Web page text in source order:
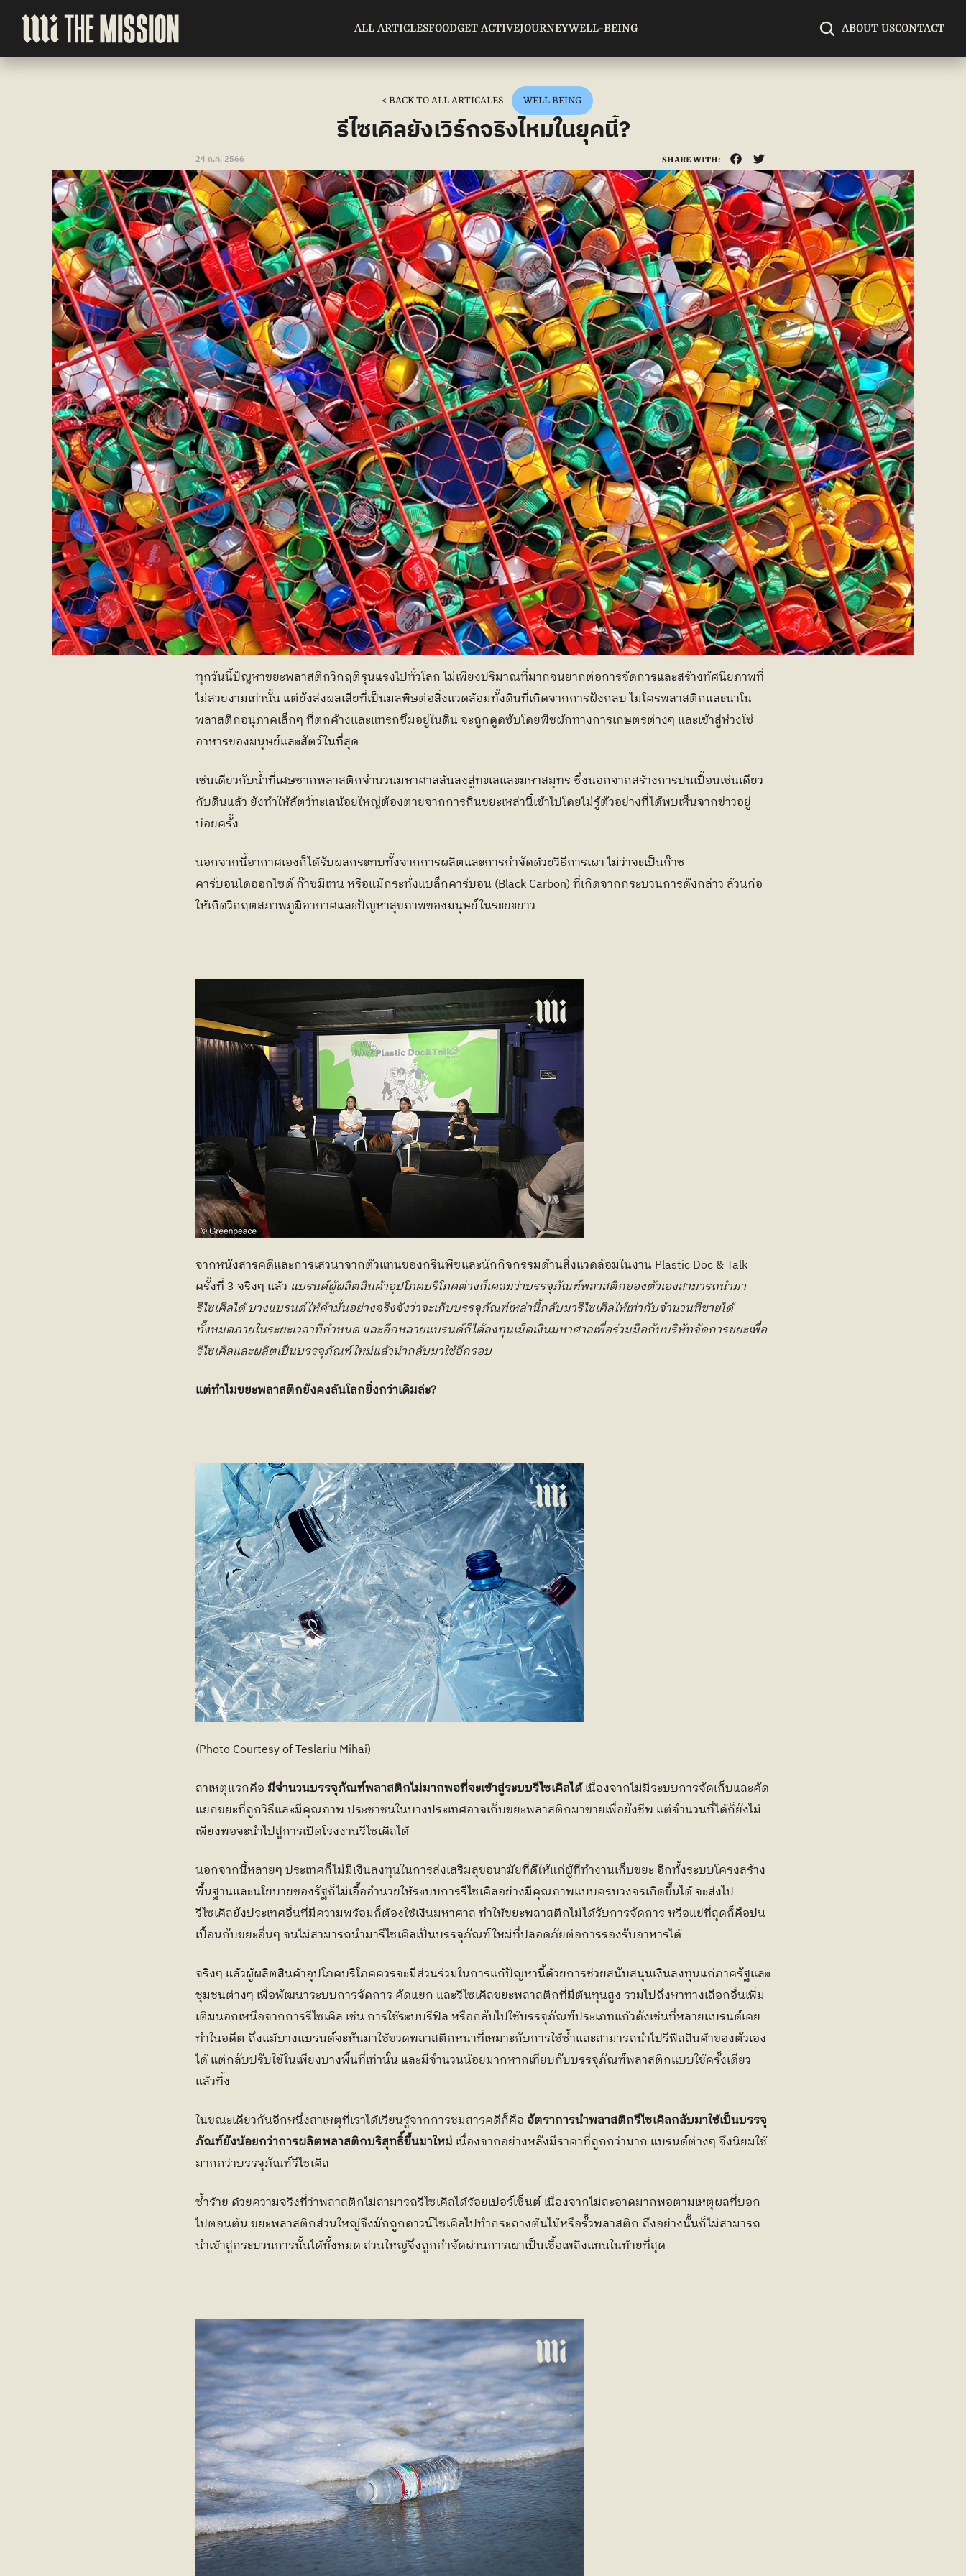
ALL ARTICLESFOODGET ACTIVEJOURNEYWELL-BEING ABOUT USCONTACT
< BACK TO ALL ARTICALES WELL BEING
รีไซเคิลยังเวิร์กจริงไหมในยุคนี้?
24 ก.ค. 2566 SHARE WITH:
ทุกวันนี้ปัญหาขยะพลาสติกวิกฤติรุนแรงไปทั่วโลก ไม่เพียงปริมาณที่มากจนยากต่อการจัดการและสร้างทัศนียภาพที่
ไม่สวยงามเท่านั้น แต่ยังส่งผลเสียที่เป็นมลพิษต่อสิ่งแวดล้อมทั้งดินที่เกิดจากการฝังกลบ ไมโครพลาสติกและนาโน
พลาสติกอนุภาคเล็กๆ ที่ตกค้างและแทรกซึมอยู่ในดิน จะถูกดูดซับโดยพืชผักทางการเกษตรต่างๆ และเข้าสู่ห่วงโซ่
อาหารของมนุษย์และสัตว์ในที่สุด
เช่นเดียวกับน้ำที่เศษซากพลาสติกจำนวนมหาศาลล้นลงสู่ทะเลและมหาสมุทร ซึ่งนอกจากสร้างการปนเปื้อนเช่นเดียว
กับดินแล้ว ยังทำให้สัตว์ทะเลน้อยใหญ่ต้องตายจากการกินขยะเหล่านี้เข้าไปโดยไม่รู้ตัวอย่างที่ได้พบเห็นจากข่าวอยู่
บ่อยครั้ง
นอกจากนี้อากาศเองก็ได้รับผลกระทบทั้งจากการผลิตและการกำจัดด้วยวิธีการเผา ไม่ว่าจะเป็นก๊าซ
คาร์บอนไดออกไซด์ ก๊าซมีเทน หรือแม้กระทั่งแบล็กคาร์บอน (Black Carbon) ที่เกิดจากกระบวนการดังกล่าว ล้วนก่อ
ให้เกิดวิกฤตสภาพภูมิอากาศและปัญหาสุขภาพของมนุษย์ในระยะยาว
จากหนังสารคดีและการเสวนาจากตัวแทนของกรีนพีซและนักกิจกรรมด้านสิ่งแวดล้อมในงาน Plastic Doc & Talk
ครั้งที่ 3 จริงๆ แล้ว แบรนด์ผู้ผลิตสินค้าอุปโภคบริโภคต่างก็เคลมว่าบรรจุภัณฑ์พลาสติกของตัวเองสามารถนำมา
รีไซเคิลได้ บางแบรนด์ให้คำมั่นอย่างจริงจังว่าจะเก็บบรรจุภัณฑ์เหล่านี้กลับมารีไซเคิลให้เท่ากับจำนวนที่ขายได้
ทั้งหมดภายในระยะเวลาที่กำหนด และอีกหลายแบรนด์ก็ได้ลงทุนเม็ดเงินมหาศาลเพื่อร่วมมือกับบริษัทจัดการขยะเพื่อ
รีไซเคิลและผลิตเป็นบรรจุภัณฑ์ใหม่แล้วนำกลับมาใช้อีกรอบ
แต่ทำไมขยะพลาสติกยังคงล้นโลกยิ่งกว่าเดิมล่ะ?
(Photo Courtesy of Teslariu Mihai)
สาเหตุแรกคือ มีจำนวนบรรจุภัณฑ์พลาสติกไม่มากพอที่จะเข้าสู่ระบบรีไซเคิลได้ เนื่องจากไม่มีระบบการจัดเก็บและคัด
แยกขยะที่ถูกวิธีและมีคุณภาพ ประชาชนในบางประเทศอาจเก็บขยะพลาสติกมาขายเพื่อยังชีพ แต่จำนวนที่ได้ก็ยังไม่
เพียงพอจะนำไปสู่การเปิดโรงงานรีไซเคิลได้
นอกจากนี้หลายๆ ประเทศก็ไม่มีเงินลงทุนในการส่งเสริมสุขอนามัยที่ดีให้แก่ผู้ที่ทำงานเก็บขยะ อีกทั้งระบบโครงสร้าง
พื้นฐานและนโยบายของรัฐก็ไม่เอื้ออำนวยให้ระบบการรีไซเคิลอย่างมีคุณภาพแบบครบวงจรเกิดขึ้นได้ จะส่งไป
รีไซเคิลยังประเทศอื่นที่มีความพร้อมก็ต้องใช้เงินมหาศาล ทำให้ขยะพลาสติกไม่ได้รับการจัดการ หรือแย่ที่สุดก็คือปน
เปื้อนกับขยะอื่นๆ จนไม่สามารถนำมารีไซเคิลเป็นบรรจุภัณฑ์ใหม่ที่ปลอดภัยต่อการรองรับอาหารได้
จริงๆ แล้วผู้ผลิตสินค้าอุปโภคบริโภคควรจะมีส่วนร่วมในการแก้ปัญหานี้ด้วยการช่วยสนับสนุนเงินลงทุนแก่ภาครัฐและ
ชุมชนต่างๆ เพื่อพัฒนาระบบการจัดการ คัดแยก และรีไซเคิลขยะพลาสติกที่มีต้นทุนสูง รวมไปถึงหาทางเลือกอื่นเพิ่ม
เติมนอกเหนือจากการรีไซเคิล เช่น การใช้ระบบรีฟิล หรือกลับไปใช้บรรจุภัณฑ์ประเภทแก้วดังเช่นที่หลายแบรนด์เคย
ทำในอดีต ถึงแม้บางแบรนด์จะหันมาใช้ขวดพลาสติกหนาที่เหมาะกับการใช้ซ้ำและสามารถนำไปรีฟิลสินค้าของตัวเอง
ได้ แต่กลับปรับใช้ในเพียงบางพื้นที่เท่านั้น และมีจำนวนน้อยมากหากเทียบกับบรรจุภัณฑ์พลาสติกแบบใช้ครั้งเดียว
แล้วทิ้ง
ในขณะเดียวกันอีกหนึ่งสาเหตุที่เราได้เรียนรู้จากการชมสารคดีก็คือ อัตราการนำพลาสติกรีไซเคิลกลับมาใช้เป็นบรรจุ
ภัณฑ์ยังน้อยกว่าการผลิตพลาสติกบริสุทธิ์ขึ้นมาใหม่ เนื่องจากอย่างหลังมีราคาที่ถูกกว่ามาก แบรนด์ต่างๆ จึงนิยมใช้
มากกว่าบรรจุภัณฑ์รีไซเคิล
ซ้ำร้าย ด้วยความจริงที่ว่าพลาสติกไม่สามารถรีไซเคิลได้ร้อยเปอร์เซ็นต์ เนื่องจากไม่สะอาดมากพอตามเหตุผลที่บอก
ไปตอนต้น ขยะพลาสติกส่วนใหญ่จึงมักถูกดาวน์ไซเคิลไปทำกระถางต้นไม้หรือรั้วพลาสติก ถึงอย่างนั้นก็ไม่สามารถ
นำเข้าสู่กระบวนการนั้นได้ทั้งหมด ส่วนใหญ่จึงถูกกำจัดผ่านการเผาเป็นเชื้อเพลิงแทนในท้ายที่สุด